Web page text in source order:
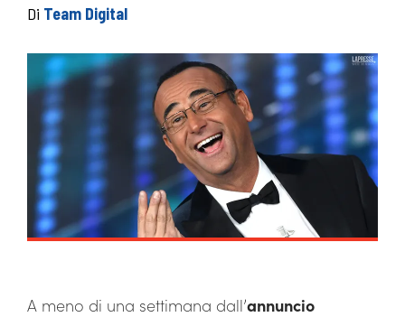
Di Team Digital
A meno di una settimana dall’annuncio